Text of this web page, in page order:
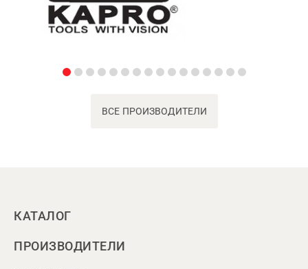
ВСЕ ПРОИЗВОДИТЕЛИ
КАТАЛОГ
ПРОИЗВОДИТЕЛИ